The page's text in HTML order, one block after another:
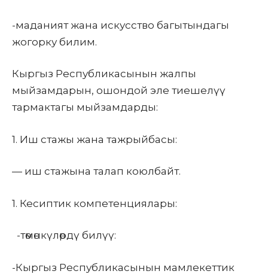
-маданият жана искусство багытындагы
жогорку билим.
Кыргыз Республикасынын жалпы
мыйзамдарын, ошондой эле тиешелүү
тармактагы мыйзамдарды:
1. Иш стажы жана тажрыйбасы:
— иш стажына талап коюлбайт.
1. Кесиптик компетенциялары:
-төмөнкүлөрдү билүү:
-Кыргыз Республикасынын мамлекеттик